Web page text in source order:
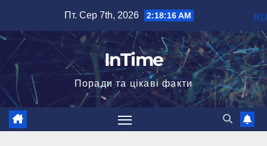
вмісту
Пт. Сер 7th, 2026 2:18:18 AM
InTime
Поради та цікаві факти
RU